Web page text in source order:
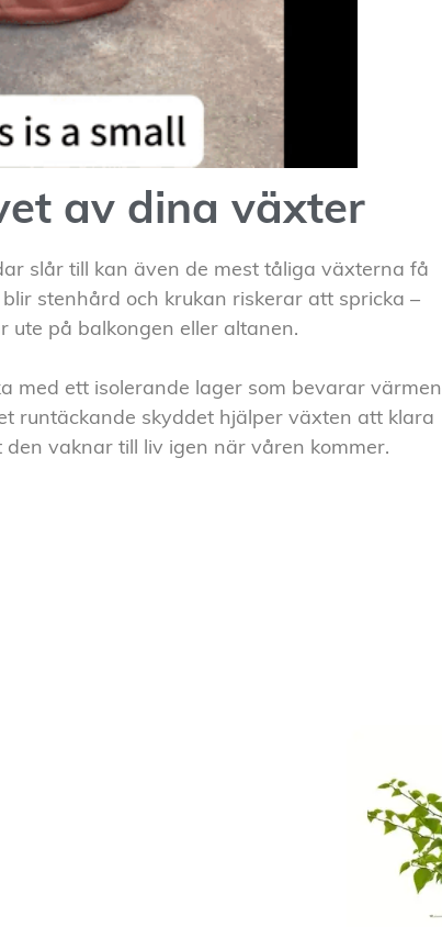
av dina växter
slår till kan även de mest tåliga växterna få
stenhård och krukan riskerar att spricka –
ute på balkongen eller altanen.
med ett isolerande lager som bevarar värmen
runtäckande skyddet hjälper växten att klara
vaknar till liv igen när våren kommer.